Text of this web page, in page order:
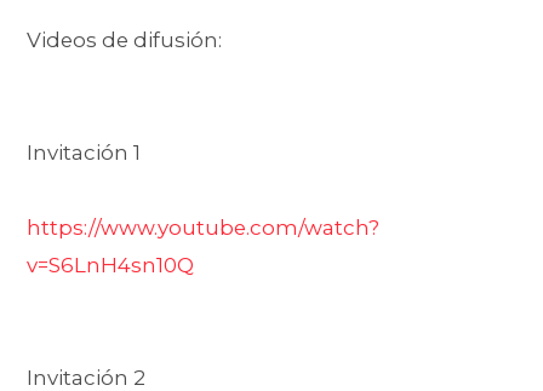
Videos de difusión:
Invitación 1
https://www.youtube.com/watch?
v=S6LnH4sn10Q
Invitación 2